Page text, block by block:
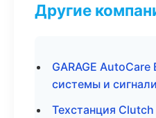
Другие
GARAGE
системы и
Техстанция